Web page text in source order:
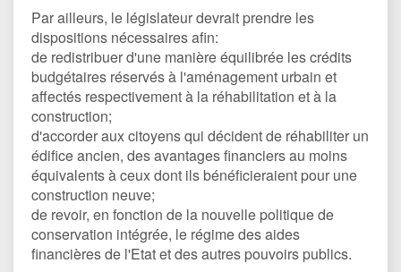
Par ailleurs, le législateur devrait prendre les
dispositions nécessaires afin:
de redistribuer d'une manière équilibrée les crédits
budgétaires réservés à l'aménagement urbain et
affectés respectivement à la réhabilitation et à la
construction;
d'accorder aux citoyens qui décident de réhabiliter un
édifice ancien, des avantages financiers au moins
équivalents à ceux dont ils bénéficieraient pour une
construction neuve;
de revoir, en fonction de la nouvelle politique de
conservation intégrée, le régime des aides
financières de l'Etat et des autres pouvoirs publics.